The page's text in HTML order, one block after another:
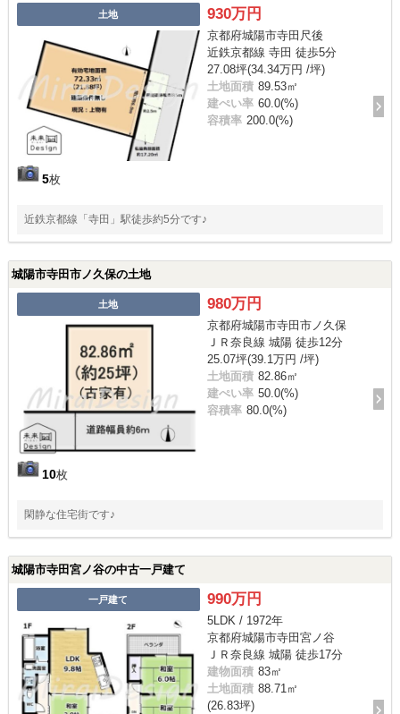
土地
5枚
930万円
京都府城陽市寺田尺後
近鉄京都線 寺田 徒歩5分
27.08坪(34.34万円 /坪)
土地面積 89.53㎡
建ぺい率 60.0(%)
容積率 200.0(%)
近鉄京都線「寺田」駅徒歩約5分です♪
城陽市寺田市ノ久保の土地
土地
10枚
980万円
京都府城陽市寺田市ノ久保
ＪＲ奈良線 城陽 徒歩12分
25.07坪(39.1万円 /坪)
土地面積 82.86㎡
建ぺい率 50.0(%)
容積率 80.0(%)
閑静な住宅街です♪
城陽市寺田宮ノ谷の中古一戸建て
一戸建て 990万円
5LDK / 1972年
京都府城陽市寺田宮ノ谷
ＪＲ奈良線 城陽 徒歩17分
建物面積 83㎡
土地面積 88.71㎡
(26.83坪)